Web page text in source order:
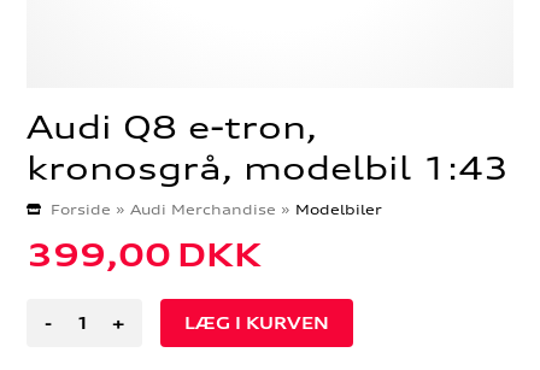
Audi Q8 e-tron,
kronosgrå, modelbil 1:43
Forside »Audi Merchandise » Modelbiler
399,00 DKK
- +